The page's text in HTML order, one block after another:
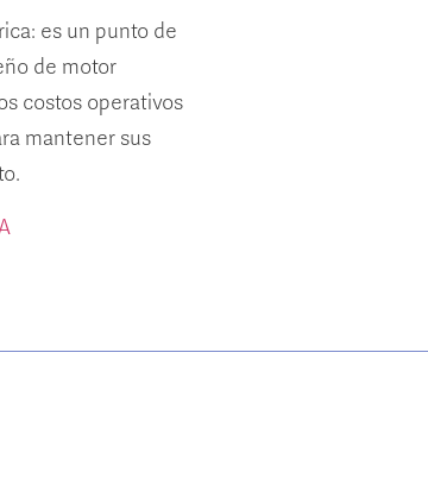
es un punto de
de motor
costos operativos
mantener sus